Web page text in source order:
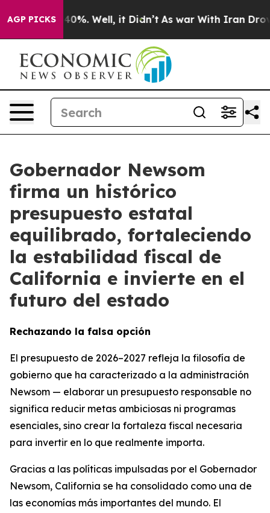
AGP PICKS
40%. Well, it Didn’t As war With Iran Drove oil
Gobernador Newsom
firma un histórico
presupuesto estatal
equilibrado, fortaleciendo
la estabilidad fiscal de
California e invierte en el
futuro del estado
Rechazando la falsa opción
El presupuesto de 2026–2027 refleja la filosofía de
gobierno que ha caracterizado a la administración
Newsom — elaborar un presupuesto responsable no
significa reducir metas ambiciosas ni programas
esenciales, sino crear la fortaleza fiscal necesaria
para invertir en lo que realmente importa.
Gracias a las políticas impulsadas por el Gobernador
Newsom, California se ha consolidado como una de
las economías más importantes del mundo. El